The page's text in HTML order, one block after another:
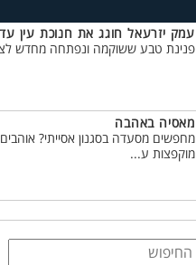
עמק יזרעאל חוגג את חנוכת עין
פנינת טבע ששוקמה ונפתחה מחדש
מאסיה באהבה
מחפשים מסעדה בסגנון אסייתי? אוהבים
מוקפצות ע...